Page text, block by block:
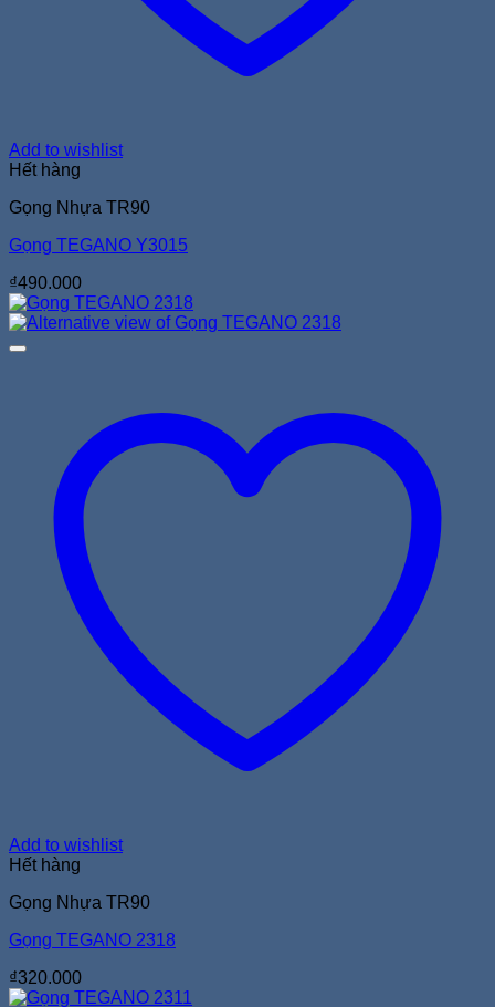
Add to wishlist
Hết hàng
Gọng Nhựa TR90
Gọng TEGANO Y3015
₫490.000
Add to wishlist
Hết hàng
Gọng Nhựa TR90
Gọng TEGANO 2318
₫320.000